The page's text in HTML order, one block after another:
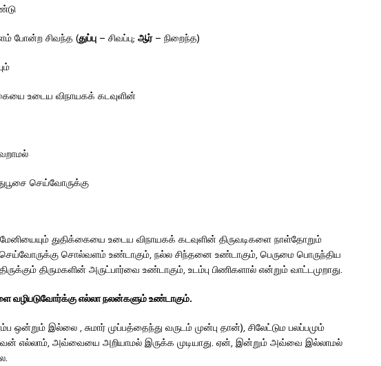
போன்ற சிவந்த (துப்பு – சிவப்பு; ஆர்– நிறைந்த)
உடைய விநாயகக் கடவுளின்
செய்வோருக்கு
துதிக்கையை உடைய விநாயகக் கடவுளின் திருவடிகளை நாள்தோறும்
சொல்வளம் உண்டாகும், நல்ல சிந்தனை உண்டாகும், பெருமை பொருந்திய
திருமகளின் அருட்பார்வை உண்டாகும், உடம்பு பிணிகளால் என்றும் வாட்டமுறாது.
வழிபடுவோர்க்கு எல்லா நலன்களும் உண்டாகும்.
இல்லை , சுமார் முப்பத்தைந்து வருடம் முன்பு தான்), சிலேட்டும பலப்பமும்
எல்லாம், அவ்வையை அறியாமல் இருக்க முடியாது. ஏன், இன்றும் அவ்வை இல்லாமல்